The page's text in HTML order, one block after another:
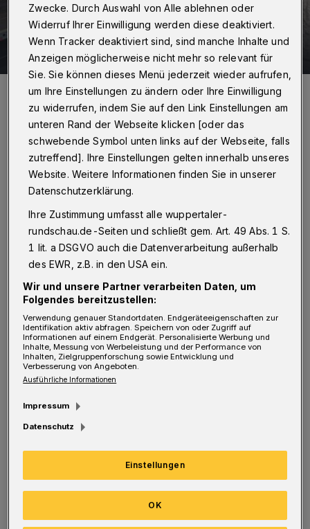
20 Bilder
Döppersberg-Baustelle: der aktuelle
Stand
Von Hendrik Walder
R undschau: Das Bauwerk 11 ist nur ein kleiner
Teil der Döppersberg-Baustelle. Aber die
damit gemeinte Brücke über die Wupper vor der
Schwebebahnstation ist kein unkomplizierter Fall.
Klein:Nun ja, wie üblich bei solch alten
Bauwerken gibt es keine verlässlichen
Zeichnungen und Beschreibungen. Während
der Arbeiten erwies sich jedoch der Aufbau für
den Überweg als zu schwach für die
zukünftigen Erfordernisse — im Notfall muss
ja auch die Feuerwehr darüber fahren können.
Rundschau: Aber die bogenförmige
Grundkonstruktion der Brücke kann erhalten
Zwecke. Durch Auswahl von Alle ablehnen oder
Widerruf Ihrer Einwilligung werden diese deaktiviert.
Wenn Tracker deaktiviert sind, sind manche Inhalte und
Anzeigen möglicherweise nicht mehr so relevant für
Sie. Sie können dieses Menü jederzeit wieder aufrufen,
um Ihre Einstellungen zu ändern oder Ihre Einwilligung
zu widerrufen, indem Sie auf den Link Einstellungen am
unteren Rand der Webseite klicken [oder das
schwebende Symbol unten links auf der Webseite, falls
zutreffend]. Ihre Einstellungen gelten innerhalb unseres
Website. Weitere Informationen finden Sie in unserer
Datenschutzerklärung.
Ihre Zustimmung umfasst alle wuppertaler-
rundschau.de-Seiten und schließt gem. Art. 49 Abs. 1 S.
1 lit. a DSGVO auch die Datenverarbeitung außerhalb
des EWR, z.B. in den USA ein.
Wir und unsere Partner verarbeiten Daten, um
Folgendes bereitzustellen:
Verwendung genauer Standortdaten. Endgeräteeigenschaften zur
Identifikation aktiv abfragen. Speichern von oder Zugriff auf
Informationen auf einem Endgerät. Personalisierte Werbung und
Inhalte, Messung von Werbeleistung und der Performance von
Inhalten, Zielgruppenforschung sowie Entwicklung und
Verbesserung von Angeboten.
Ausführliche Informationen
Impressum
Datenschutz
Einstellungen
OK